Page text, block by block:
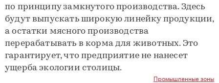
по принципу замкнутого производства. Здесь
будут выпускать широкую линейку продукции,
а остатки мясного производства
перерабатывать в корма для животных. Это
гарантирует, что предприятие не нанесет
ущерба экологии столицы.
Промышленные зоны